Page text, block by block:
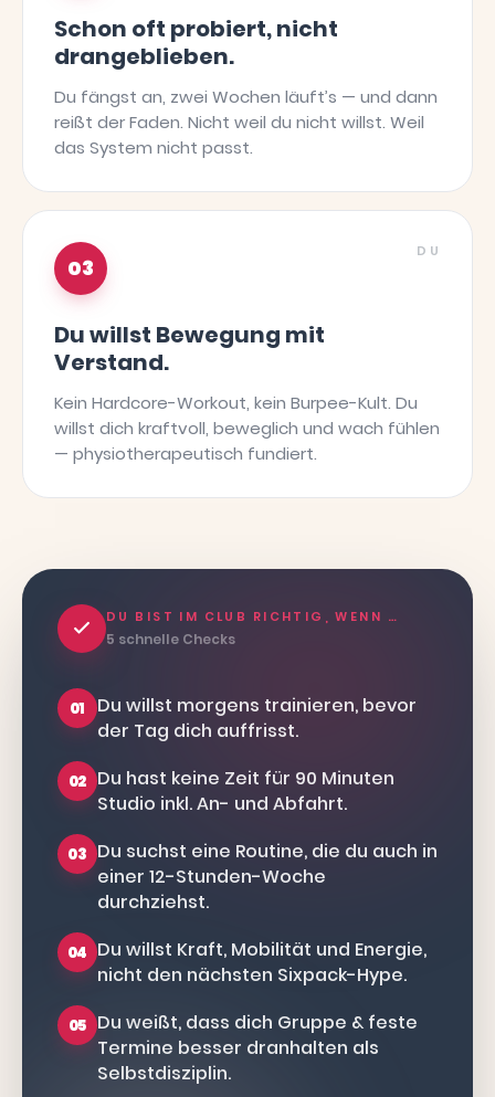
Schon oft probiert, nicht
drangeblieben.
Du fängst an, zwei Wochen läuft’s — und dann
reißt der Faden. Nicht weil du nicht willst. Weil
das System nicht passt.
03
DU
Du willst Bewegung mit
Verstand.
Kein Hardcore-Workout, kein Burpee-Kult. Du
willst dich kraftvoll, beweglich und wach fühlen
— physiotherapeutisch fundiert.
DU BIST IM CLUB RICHTIG, WENN …
5 schnelle Checks
01
Du willst morgens trainieren, bevor
der Tag dich auffrisst.
02 Du hast keine Zeit für 90 Minuten
Studio inkl. An- und Abfahrt.
03 Du suchst eine Routine, die du auch in
einer 12-Stunden-Woche
durchziehst.
04 Du willst Kraft, Mobilität und Energie,
nicht den nächsten Sixpack-Hype.
05 Du weißt, dass dich Gruppe & feste
Termine besser dranhalten als
Selbstdisziplin.